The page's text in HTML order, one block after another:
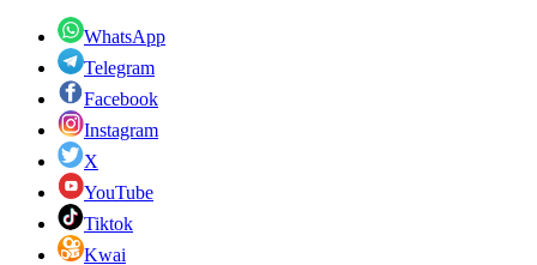
WhatsApp
Telegram
Facebook
Instagram
X
YouTube
Tiktok
Kwai